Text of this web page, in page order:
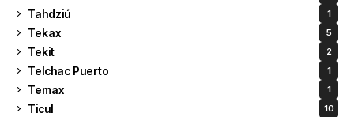
Tahdziú 1
Tekax 5
Tekit 2
Telchac Puerto 1
Temax 1
Ticul 10